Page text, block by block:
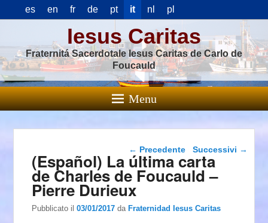
es en fr de pt it nl pl
Iesus Caritas
Fraternitá Sacerdotale Iesus Caritas de Carlo de
Foucauld
Menu
Navigazione articolo
← Precedente Successivi →
(Español) La última carta
de Charles de Foucauld –
Pierre Durieux
Pubblicato il03/01/2017 daFraternidad Iesus Caritas